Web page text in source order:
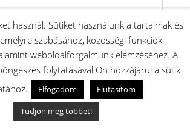
W7523 PS10/23120 508587
W8503 PS10/25100 396498
KW9624J
használ. Sütiket használunk a tartalmak és
szabásához, közösségi funkciók
weboldalforgalmunk elemzéséhez. A
folytatásával Ön hozzájárul a sütik
Elfogadom
Elutasítom
Tudjon meg többet!